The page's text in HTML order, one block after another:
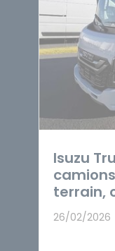
Isuzu
terrain,
26/02/2026